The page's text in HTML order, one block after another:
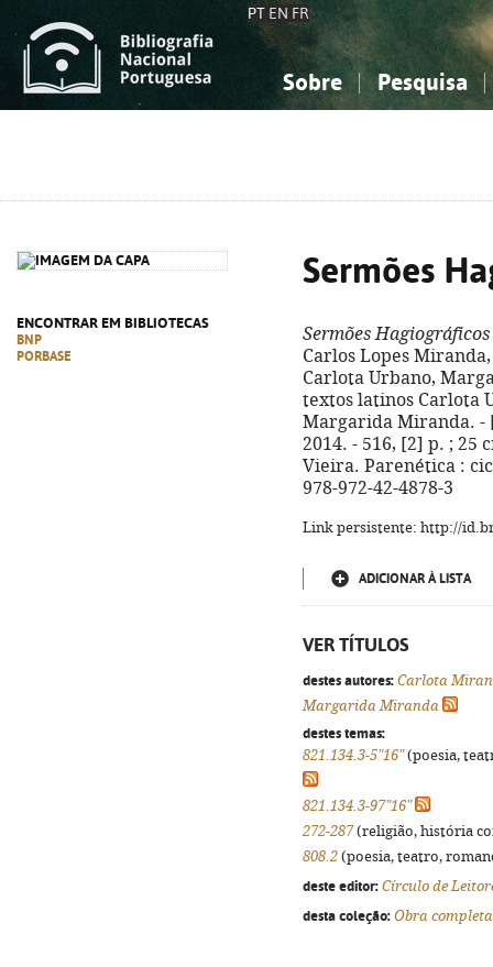
PT EN FR
Sobre Pesquisa
ENCONTRAR EM BIBLIOTECAS
BNP
PORBASE
Sermões
Sermões
Carlos Lopes
Carlota Urbano,
textos latinos Carlota
Margarida Miranda. -
2014. - 516, [2] p. ; 25
Vieira. Parenética :
978-972-42-4878-3
Link persistente: http://
ADICIONAR À LISTA
VER TÍTULOS
destes autores: Carlota
Margarida Miranda
destes temas:
821.134.3-5"16"(poesia,
821.134.3-97"16"
272-287(religião, história
808.2 (poesia, teatro,
deste editor: Círculo de
desta coleção: Obra